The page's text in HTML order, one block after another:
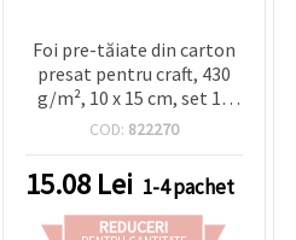
Аcceptati
toate!
Foi pre-tăiate din carton
presat pentru craft, 430
g/m², 10 x 15 cm, set 10
buc.
COD: 822270
15.08 Lei 1-4 pachet
REDUCERI